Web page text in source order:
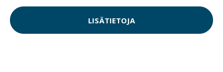
LISÄTIETOJA